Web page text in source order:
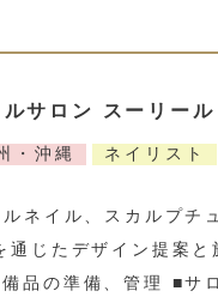
サロン スーリール
・沖縄 ネイリスト
ネイル、スカルプチ
通じたデザイン提案と
品の準備、管理 ■サ